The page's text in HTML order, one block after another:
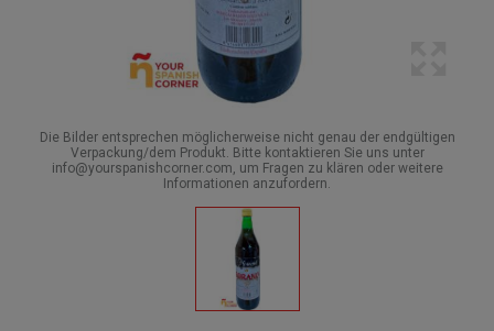
Die Bilder entsprechen möglicherweise nicht genau der endgültigen
Verpackung/dem Produkt. Bitte kontaktieren Sie uns unter
info@yourspanishcorner.com, um Fragen zu klären oder weitere
Informationen anzufordern.